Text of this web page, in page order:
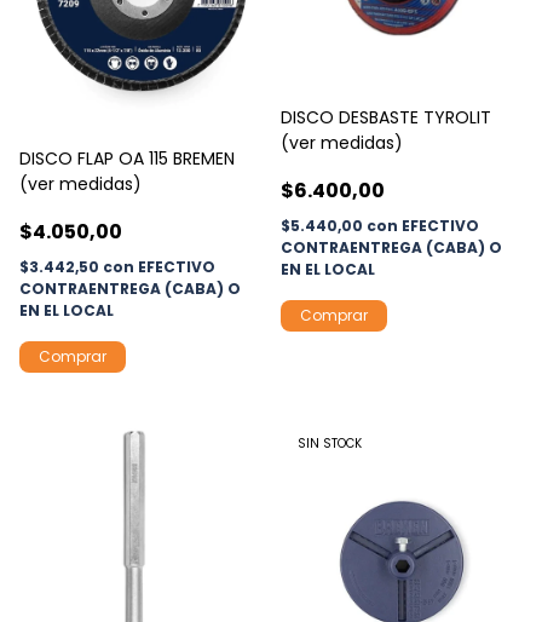
DISCO FLAP OA 115 BREMEN
(ver medidas)
$4.050,00
$3.442,50 con EFECTIVO
CONTRAENTREGA (CABA) O
EN EL LOCAL
Comprar
DISCO DESBASTE TYROLIT
(ver medidas)
$6.400,00
$5.440,00 con EFECTIVO
CONTRAENTREGA (CABA) O
EN EL LOCAL
Comprar
SIN STOCK